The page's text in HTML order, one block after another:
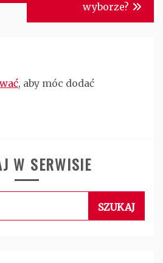
wyborze?
, aby móc dodać
W SERWISIE